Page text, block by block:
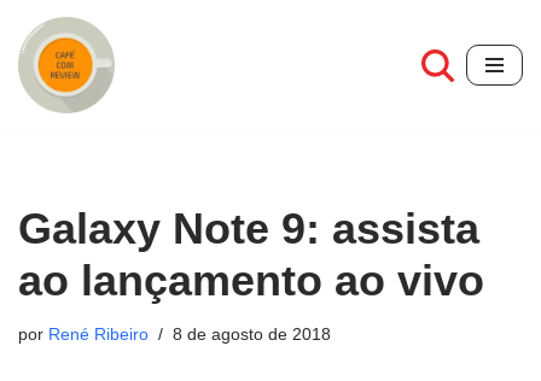
Pular
para
Galaxy Note 9: assista
ao lançamento ao vivo
por René Ribeiro 8 de agosto de 2018